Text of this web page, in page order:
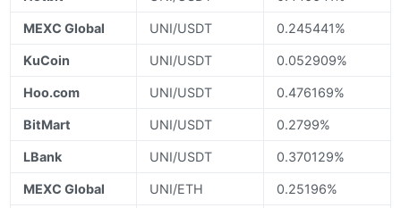
MEXC Global UNI/USDT 0.245441%
KuCoin UNI/USDT 0.052909%
Hoo.com UNI/USDT 0.476169%
BitMart UNI/USDT 0.2799%
LBank UNI/USDT 0.370129%
MEXC Global UNI/ETH 0.25196%